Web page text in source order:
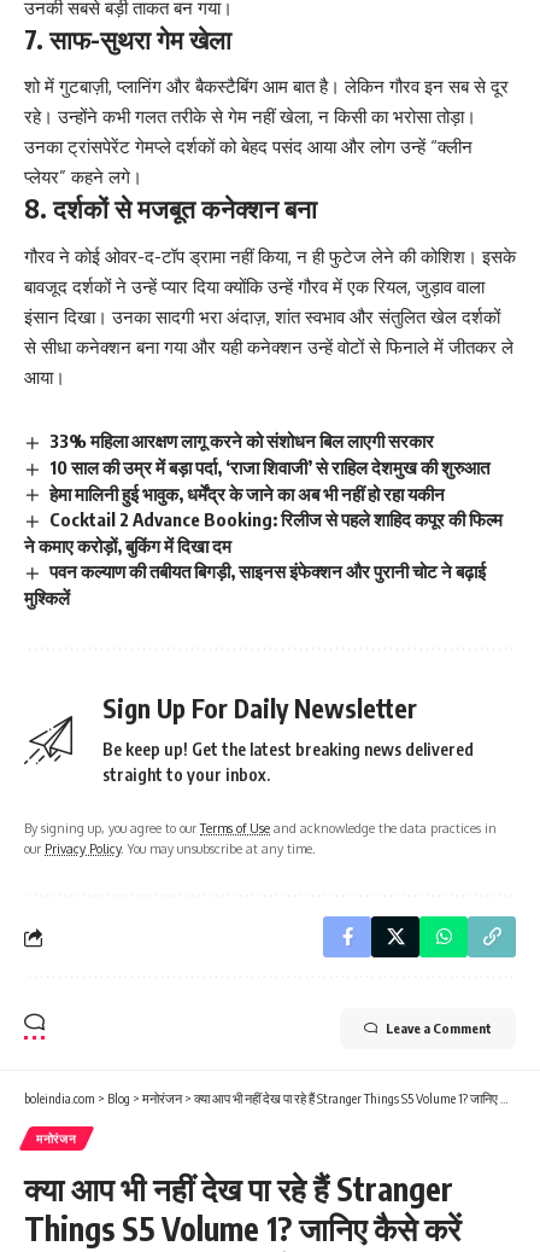
उनकी सबसे बड़ी ताकत बन गया।
7. साफ-सुथरा गेम खेला
शो में गुटबाज़ी, प्लानिंग और बैकस्टैबिंग आम बात है। लेकिन गौरव इन सब से दूर
रहे। उन्होंने कभी गलत तरीके से गेम नहीं खेला, न किसी का भरोसा तोड़ा।
उनका ट्रांसपेरेंट गेमप्ले दर्शकों को बेहद पसंद आया और लोग उन्हें “क्लीन
प्लेयर” कहने लगे।
8. दर्शकों से मजबूत कनेक्शन बना
गौरव ने कोई ओवर-द-टॉप ड्रामा नहीं किया, न ही फुटेज लेने की कोशिश। इसके
बावजूद दर्शकों ने उन्हें प्यार दिया क्योंकि उन्हें गौरव में एक रियल, जुड़ाव वाला
इंसान दिखा। उनका सादगी भरा अंदाज़, शांत स्वभाव और संतुलित खेल दर्शकों
से सीधा कनेक्शन बना गया और यही कनेक्शन उन्हें वोटों से फिनाले में जीतकर ले
आया।
33% महिला आरक्षण लागू करने को संशोधन बिल लाएगी सरकार
10 साल की उम्र में बड़ा पर्दा, ‘राजा शिवाजी’ से राहिल देशमुख की शुरुआत
हेमा मालिनी हुई भावुक, धर्मेंद्र के जाने का अब भी नहीं हो रहा यकीन
Cocktail 2 Advance Booking: रिलीज से पहले शाहिद कपूर की फिल्म
ने कमाए करोड़ों, बुकिंग में दिखा दम
पवन कल्याण की तबीयत बिगड़ी, साइनस इंफेक्शन और पुरानी चोट ने बढ़ाई
मुश्किलें
Sign Up For Daily Newsletter
Be keep up! Get the latest breaking news delivered
straight to your inbox.
By signing up, you agree to ourTerms of Use and acknowledge the data practices in
our Privacy Policy. You may unsubscribe at any time.
Leave a Comment
boleindia.com > Blog > मनोरंजन> क्या आप भी नहीं देख पा रहे हैं Stranger Things S5 Volume 1? जानिए कैसे करें NSES 500 ERROR को ठीक!
मनोरंजन
क्या आप भी नहीं देख पा रहे हैं Stranger
Things S5 Volume 1? जानिए कैसे करें